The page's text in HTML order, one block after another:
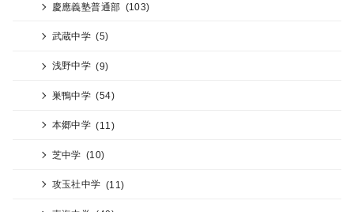
慶應義塾普通部 (103)
武蔵中学 (5)
浅野中学 (9)
巣鴨中学 (54)
本郷中学 (11)
芝中学 (10)
攻玉社中学 (11)